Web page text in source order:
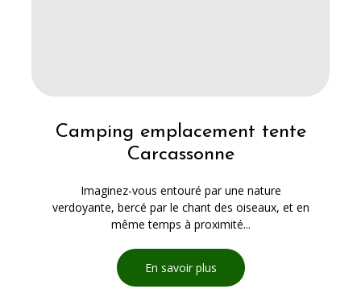
Camping emplacement tente
Carcassonne
Imaginez-vous entouré par une nature
verdoyante, bercé par le chant des oiseaux, et en
même temps à proximité...
En savoir plus